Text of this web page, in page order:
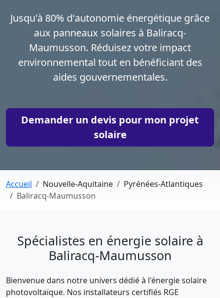
Jusqu'à 80% d'autonomie énergétique grâce
aux panneaux solaires à Baliracq-
Maumusson. Réduisez votre impact
environnemental tout en bénéficiant des
aides gouvernementales.
Demander un devis pour mon projet
solaire
Accueil Nouvelle-Aquitaine
Pyrénées-Atlantiques
Baliracq-Maumusson
Spécialistes en énergie solaire à
Baliracq-Maumusson
Bienvenue dans notre univers dédié à l'énergie solaire
photovoltaïque. Nos installateurs certifiés RGE